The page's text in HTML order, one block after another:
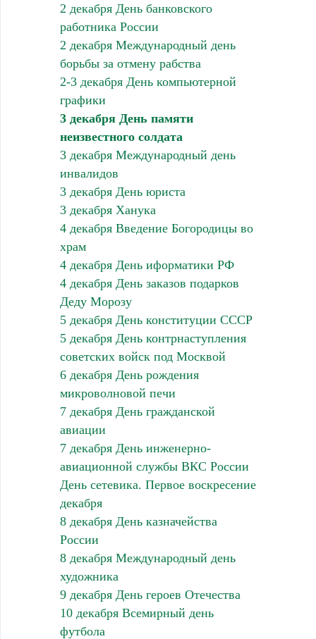
2 декабря День банковского
работника России
2 декабря Международный день
борьбы за отмену рабства
2-3 декабря День компьютерной
графики
3 декабря День памяти
неизвестного солдата
3 декабря Международный день
инвалидов
3 декабря День юриста
3 декабря Ханука
4 декабря Введение Богородицы во
храм
4 декабря День иформатики РФ
4 декабря День заказов подарков
Деду Морозу
5 декабря День конституции СССР
5 декабря День контрнаступления
советских войск под Москвой
6 декабря День рождения
микроволновой печи
7 декабря День гражданской
авиации
7 декабря День инженерно-
авиационной службы ВКС России
День сетевика. Первое воскресение
декабря
8 декабря День казначейства
России
8 декабря Международный день
художника
9 декабря День героев Отечества
10 декабря Всемирный день
футбола